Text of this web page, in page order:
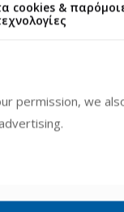
cookies &
permission, we